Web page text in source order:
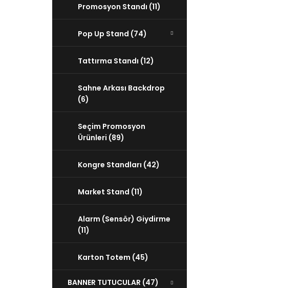
Promosyon Standı (11)
Pop Up Stand (74)
Tattırma Standı (12)
Sahne Arkası Backdrop
(6)
Seçim Promosyon
Ürünleri (89)
Kongre Standları (42)
Market Stand (11)
Alarm (Sensör) Giydirme
(11)
Karton Totem (45)
BANNER TUTUCULAR (47)